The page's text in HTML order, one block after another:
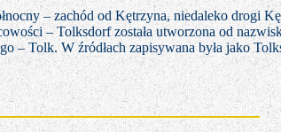
– zachód od Kętrzyna, niedaleko drogi
– Tolksdorf została utworzona od
– Tolk. W źródłach zapisywana była jako